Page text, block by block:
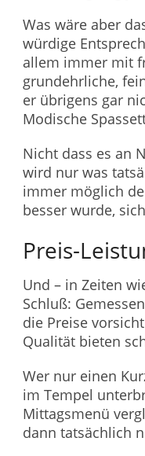
Was wäre aber
würdige
allem immer mit
grundehrliche,
er übrigens gar
Modische
Nicht dass es an
wird nur was
immer möglich
besser wurde,
Preis-
Und – in Zeiten
Schluß:
die Preise
Qualität bieten
Wer nur einen
im Tempel
Mittagsmenü
dann tatsächlich